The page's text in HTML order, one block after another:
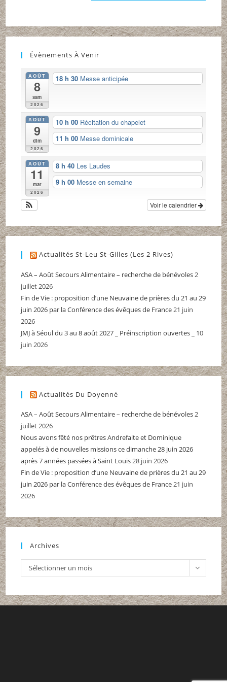
Évènements À Venir
AOÛT
8
sam
2026
18 h 30 Messe anticipée
AOÛT
9
dim
2026
10 h 00 Récitation du chapelet
11 h 00 Messe dominicale
AOÛT
11
mar
2026
8 h 40 Les Laudes
9 h 00 Messe en semaine
Voir le calendrier
Actualités St-Leu St-Gilles (Les 2 Rives)
ASA – Août Secours Alimentaire – recherche de bénévoles2
juillet 2026
Fin de Vie : proposition d’une Neuvaine de prières du 21 au 29
juin 2026 par la Conférence des évêques de France21 juin
2026
JMJ à Séoul du 3 au 8 août 2027 _ Préinscription ouvertes _
10
juin 2026
Actualités Du Doyenné
ASA – Août Secours Alimentaire – recherche de bénévoles2
juillet 2026
Nous avons fêté nos prêtres Andrefaite et Dominique
appelés à de nouvelles missions ce dimanche 28 juin 2026
après 7 années passées à Saint Louis28 juin 2026
Fin de Vie : proposition d’une Neuvaine de prières du 21 au 29
juin 2026 par la Conférence des évêques de France21 juin
2026
Archives
Archives
Sélectionner un mois